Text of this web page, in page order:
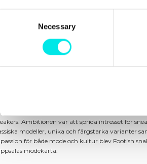
Necessary
2007 av barndomsvännerna Martin och
Ambitionen var att sprida intresset för
modeller, unika och färgstarka varianter
för både mode och kultur blev Footish
modekarta.